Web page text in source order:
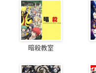
暗殺教室